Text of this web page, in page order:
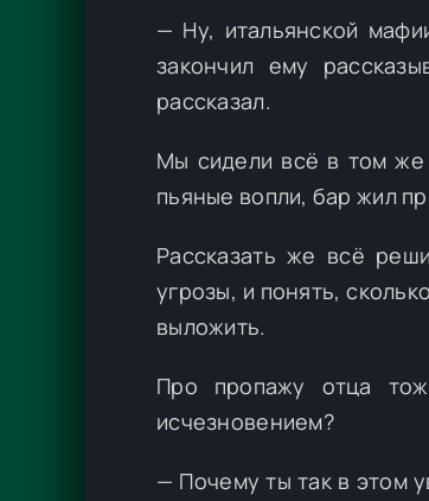
— Ну, итальянской
закончил ему
рассказал.
Мы сидели всё в том же
пьяные вопли, бар жил
Рассказать же всё
угрозы, и понять,
выложить.
Про пропажу отца
исчезновением?
— Почему ты так в этом